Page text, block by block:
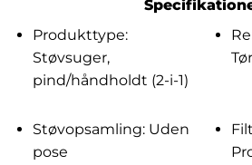
Produkttype:
Støvsuger,
pind/håndholdt (2-i-1)
Støvopsamling: Uden
pose